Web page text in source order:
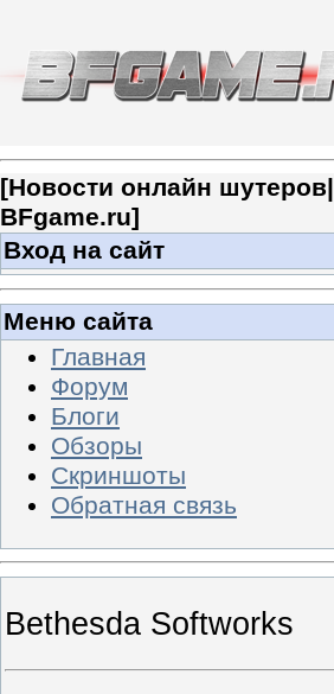
[Новости онлайн шутеров|
BFgame.ru]
Вход на сайт
Меню сайта
Главная
Форум
Блоги
Обзоры
Скриншоты
Обратная связь
Bethesda Softworks